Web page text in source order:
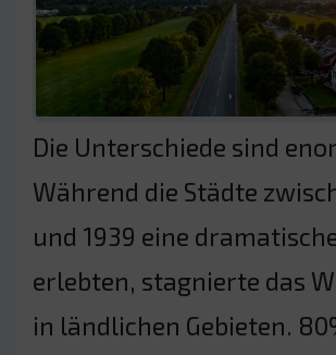
Die Unterschiede sind
Während die Städte
und 1939 eine
erlebten, stagnierte das
in ländlichen Gebieten.